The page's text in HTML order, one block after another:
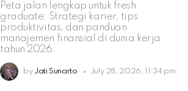
Peta jalan lengkap untuk fresh
graduate: Strategi karier, tips
produktivitas, dan panduan
manajemen finansial di dunia kerja
tahun 2026.
by Jati Sunarto July 28, 2026, 11:34 pm